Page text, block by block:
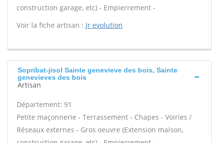
construction garage, etc) - Empierrement -
Voir la fiche artisan : Jr evolution
Sopribat-jisol Sainte genevieve des bois, Sainte
genevieves des bois
Artisan
Département: 91
Petite maçonnerie - Terrassement - Chapes - Voiries /
Réseaux externes - Gros oeuvre (Extension maison,